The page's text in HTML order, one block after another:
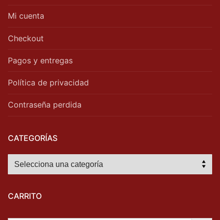
Mi cuenta
Checkout
Pagos y entregas
Política de privacidad
Contraseña perdida
CATEGORÍAS
CARRITO